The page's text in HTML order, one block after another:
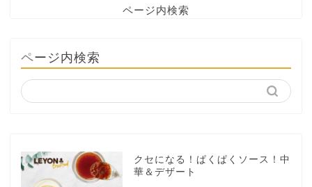
ページ内検索
ページ内検索
クセになる！ぱくぱくソース！中
華＆デザート